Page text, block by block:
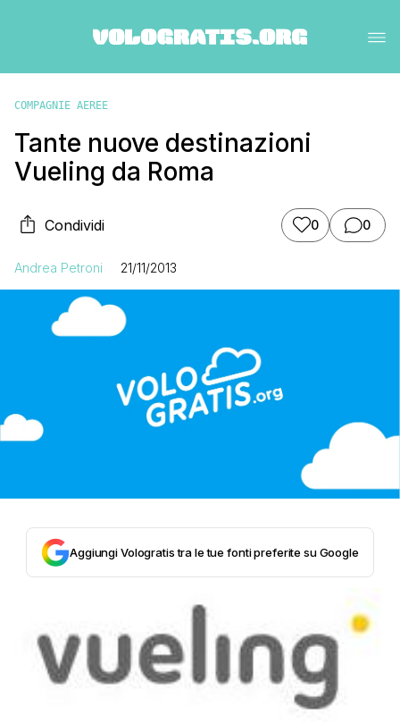
COMPAGNIE AEREE
Tante nuove destinazioni
Vueling da Roma
Condividi 0 0
Andrea Petroni 21/11/2013
Aggiungi Vologratis tra le tue fonti preferite su Google